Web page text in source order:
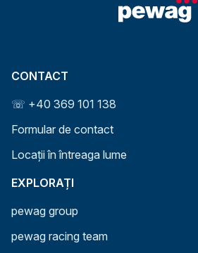
CONTACT
☏ +40 369 101 138
Formular de contact
Locații în întreaga lume
EXPLORAȚI
pewag group
pewag racing team